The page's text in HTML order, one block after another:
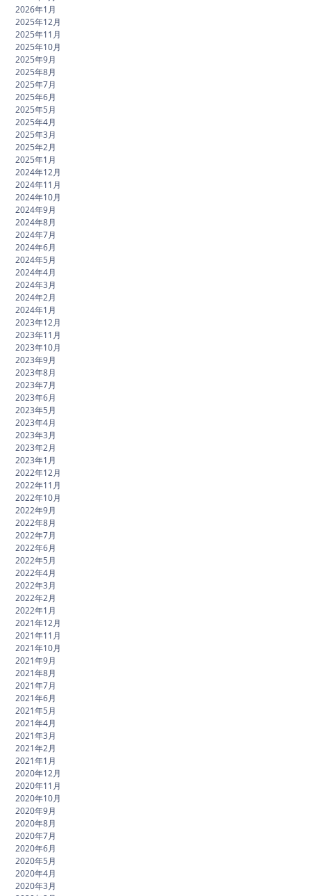
2026年1月
2025年12月
2025年11月
2025年10月
2025年9月
2025年8月
2025年7月
2025年6月
2025年5月
2025年4月
2025年3月
2025年2月
2025年1月
2024年12月
2024年11月
2024年10月
2024年9月
2024年8月
2024年7月
2024年6月
2024年5月
2024年4月
2024年3月
2024年2月
2024年1月
2023年12月
2023年11月
2023年10月
2023年9月
2023年8月
2023年7月
2023年6月
2023年5月
2023年4月
2023年3月
2023年2月
2023年1月
2022年12月
2022年11月
2022年10月
2022年9月
2022年8月
2022年7月
2022年6月
2022年5月
2022年4月
2022年3月
2022年2月
2022年1月
2021年12月
2021年11月
2021年10月
2021年9月
2021年8月
2021年7月
2021年6月
2021年5月
2021年4月
2021年3月
2021年2月
2021年1月
2020年12月
2020年11月
2020年10月
2020年9月
2020年8月
2020年7月
2020年6月
2020年5月
2020年4月
2020年3月